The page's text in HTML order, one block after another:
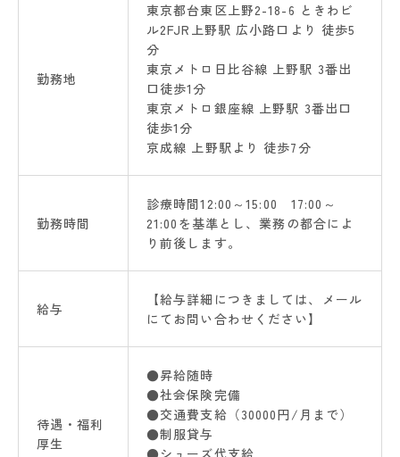
勤務地
東京都台東区上野2-18-6 ときわビ
ル2FJR上野駅 広小路口より 徒歩5
分
東京メトロ日比谷線 上野駅 3番出
口徒歩1分
東京メトロ銀座線 上野駅 3番出口
徒歩1分
京成線 上野駅より 徒歩7分
勤務時間
診療時間12:00～15:00 17:00～
21:00を基準とし、業務の都合によ
り前後します。
給与
【給与詳細につきましては、メール
にてお問い合わせください】
待遇・福利
厚生
●昇給随時
●社会保険完備
●交通費支給（30000円/月まで）
●制服貸与